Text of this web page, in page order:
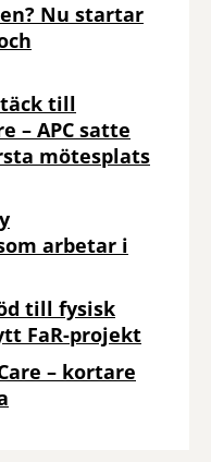
Nu startar
till
– APC satte
mötesplats
arbetar i
till fysisk
FaR-projekt
– kortare